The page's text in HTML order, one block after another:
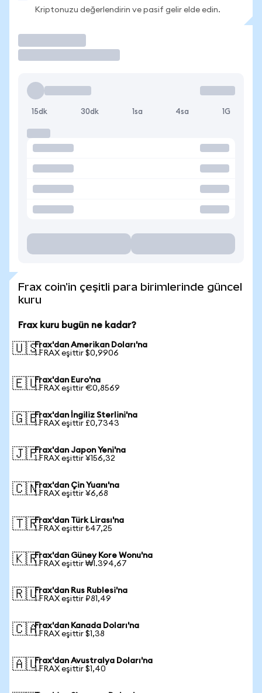
Kriptonuzu değerlendirin ve pasif gelir elde edin.
15dk 30dk 1sa 4sa 1G
Frax coin'in çeşitli para birimlerinde güncel
kuru
Frax kuru bugün ne kadar?
🇺🇸Frax'dan Amerikan Doları'na
1 FRAX eşittir $0,9906
🇪🇺Frax'dan Euro'na
1 FRAX eşittir €0,8569
🇬🇧Frax'dan İngiliz Sterlini'na
1 FRAX eşittir £0,7343
🇯🇵Frax'dan Japon Yeni'na
1 FRAX eşittir ¥156,32
🇨🇳Frax'dan Çin Yuanı'na
1 FRAX eşittir ¥6,68
🇹🇷Frax'dan Türk Lirası'na
1 FRAX eşittir ₺47,25
🇰🇷Frax'dan Güney Kore Wonu'na
1 FRAX eşittir ₩1.394,67
🇷🇺Frax'dan Rus Rublesi'na
1 FRAX eşittir ₽81,49
🇨🇦Frax'dan Kanada Doları'na
1 FRAX eşittir $1,38
🇦🇺Frax'dan Avustralya Doları'na
1 FRAX eşittir $1,40